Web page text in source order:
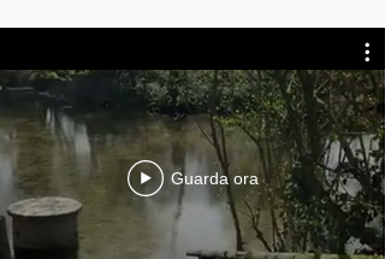
Guarda ora